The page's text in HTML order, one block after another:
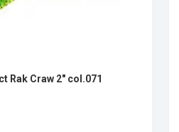
Rak Craw 2" col.071